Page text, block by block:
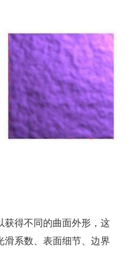
获得不同的曲面外形，这
滑系数、表面细节、边界